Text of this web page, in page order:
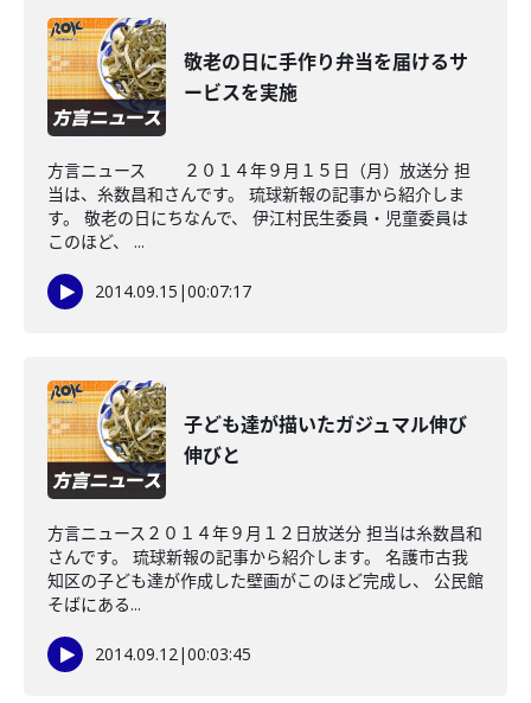
敬老の日に手作り弁当を届けるサ
ービスを実施
方言ニュース ２０１４年９月１５日（月）放送分 担
当は、糸数昌和さんです。 琉球新報の記事から紹介しま
す。 敬老の日にちなんで、 伊江村民生委員・児童委員は
このほど、 ...
2014.09.15 |00:07:17
子ども達が描いたガジュマル伸び
伸びと
方言ニュース２０１４年９月１２日放送分 担当は糸数昌和
さんです。 琉球新報の記事から紹介します。 名護市古我
知区の子ども達が作成した壁画がこのほど完成し、 公民館
そばにある...
2014.09.12|00:03:45